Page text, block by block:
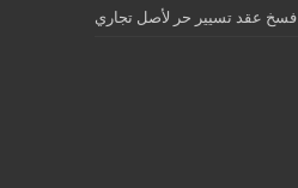
فسخ عقد تسيير حر لأصل تجاري